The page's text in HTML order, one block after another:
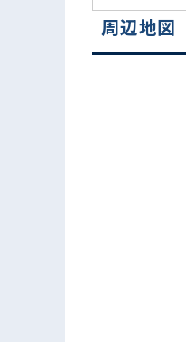
周辺地図